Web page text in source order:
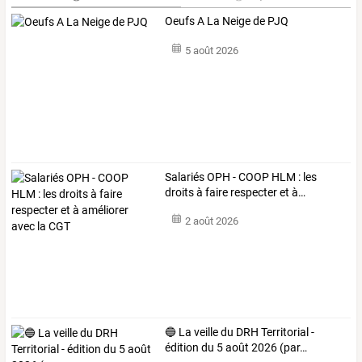
Oeufs A La Neige de PJQ
5 août 2026
SalariésOPH -COOP HLM : les
droitsà faire respecteret à…
2 août 2026
🔵 La veilledu DRH Territorial -
édition du 5août 2026 (par…